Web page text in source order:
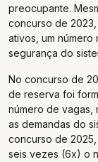
preocupante.
concurso de
ativos, um
segurança do
No concurso de
de reserva foi
número de vagas,
as demandas do
concurso de 2025,
seis vezes (6x) o